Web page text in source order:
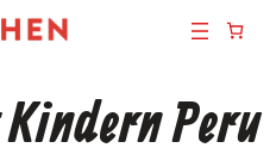
Peru